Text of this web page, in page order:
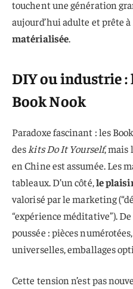
touchent une génération
aujourd’hui adulte et prête à
matérialisée.
DIY ou industrie :
Book Nook
Paradoxe fascinant : les
des kits Do It Yourself,
en Chine est assumée. Les
tableaux. D’un côté,le
valorisé par le marketing
“expérience méditative”).
poussée : pièces
universelles, emballages
Cette tension n’est pas